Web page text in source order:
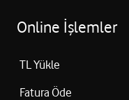
Online İşlemler
TL Yükle
Fatura Öde